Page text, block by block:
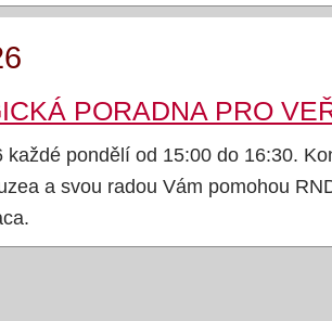
PORADNA PRO
každé pondělí od 15:00 do 16:30.
a svou radou Vám pomohou